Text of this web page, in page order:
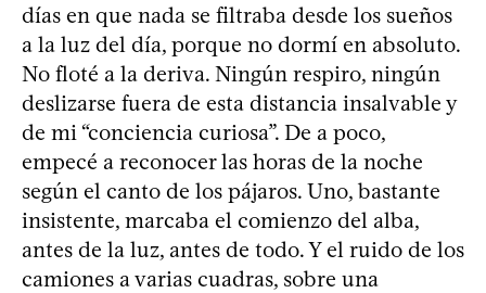
días en que nada se filtraba desde los sueños
a la luz del día, porque no dormí en absoluto.
No floté a la deriva. Ningún respiro, ningún
deslizarse fuera de esta distancia insalvable y
de mi “conciencia curiosa”. De a poco,
empecé a reconocer las horas de la noche
según el canto de los pájaros. Uno, bastante
insistente, marcaba el comienzo del alba,
antes de la luz, antes de todo. Y el ruido de los
camiones a varias cuadras, sobre una